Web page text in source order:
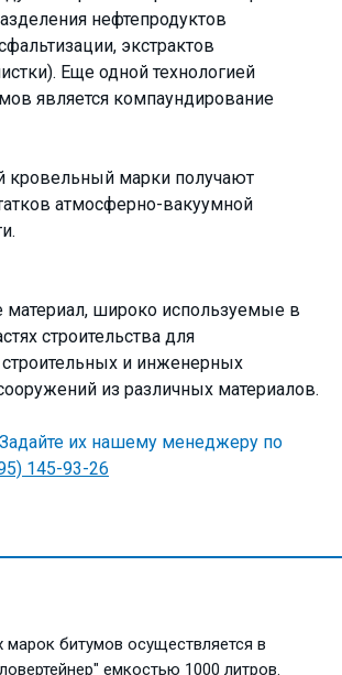
нефтепродуктов
экстрактов
Еще одной технологией
является компаундирование
кровельный марки получают
атмосферно-вакуумной
материал, широко используемые в
строительства для
и инженерных
из различных материалов.
их нашему менеджеру по
145-93-26
битумов осуществляется в
емкостью 1000 литров.